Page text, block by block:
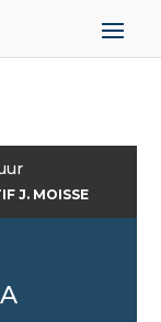
J. MOISSE